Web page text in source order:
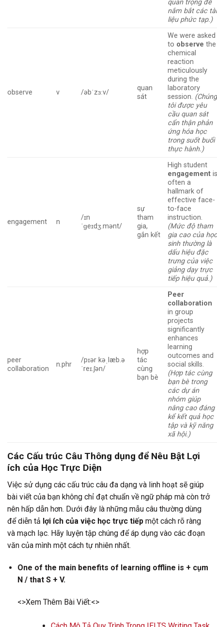
quan trọng để
nắm bắt các tài
liệu phức tạp.)
observe v /əbˈzɜːv/
quan
sát
We were asked
to observe the
chemical
reaction
meticulously
during the
laboratory
session. (Chúng
tôi được yêu
cầu quan sát
cẩn thận phản
ứng hóa học
trong suốt buổi
thực hành.)
engagement n
/ɪn
ˈɡeɪdʒ.mənt/
sự
tham
gia,
gắn kết
High student
engagement
often a
hallmark of
effective face-
to-face
instruction.
(Mức độ tham
gia cao của
sinh thường là
dấu hiệu đặc
trưng của việc
giảng dạy trực
tiếp hiệu quả.)
peer
collaboration
n.phr
/pɪər kəˌlæb.ə
ˈreɪ.ʃən/
hợp
tác
cùng
bạn bè
Peer
collaboration
in group
projects
significantly
enhances
learning
outcomes and
social skills.
(Hợp tác cùng
bạn bè trong
các dự án
nhóm giúp
nâng cao đáng
kể kết quả học
tập và kỹ năng
xã hội.)
Các Cấu trúc Câu Thông dụng để Nêu Bật Lợi
ích của Học Trực Diện
Việc sử dụng các cấu trúc câu đa dạng và linh hoạt sẽ giúp
bài viết của bạn không chỉ đạt chuẩn về ngữ pháp mà còn trở
nên hấp dẫn hơn. Dưới đây là những mẫu câu thường dùng
để diễn tả lợi ích của việc học trực tiếp một cách rõ ràng
và mạch lạc. Hãy luyện tập chúng để áp dụng vào các đoạn
văn của mình một cách tự nhiên nhất.
One of the main benefits of learning offline is + cụm
N / that S + V.
<>Xem Thêm Bài Viết:<>